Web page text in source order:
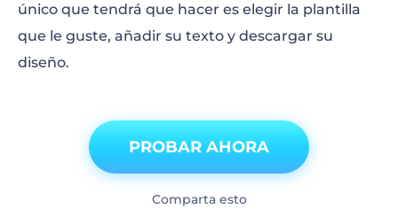
único que tendrá que hacer es elegir la plantilla
que le guste, añadir su texto y descargar su
diseño.
PROBAR AHORA
Comparta esto